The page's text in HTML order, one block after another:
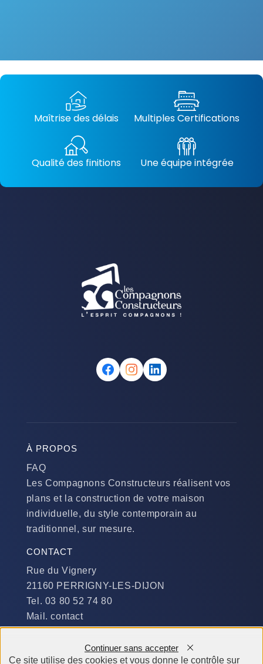
Maîtrise des délais Multiples Certifications
Qualité des finitions Une équipe intégrée
À PROPOS
FAQ
Les Compagnons Constructeurs réalisent vos
plans et la construction de votre maison
individuelle, du style contemporain au
traditionnel, sur mesure.
CONTACT
Rue du Vignery
21160 PERRIGNY-LES-DIJON
Tel. 03 80 52 74 80
Mail. contact
Du Lundi au Jeudi :
Ce site utilise des cookies et vous donne le contrôle sur
Continuer sans accepter